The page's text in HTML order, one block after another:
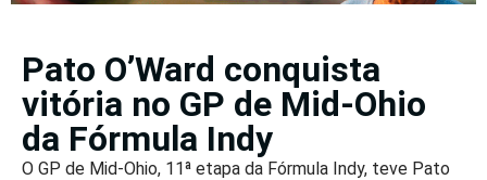
Pato O’Ward conquista
vitória no GP de Mid-Ohio
da Fórmula Indy
O GP de Mid-Ohio, 11ª etapa da Fórmula Indy, teve Pato